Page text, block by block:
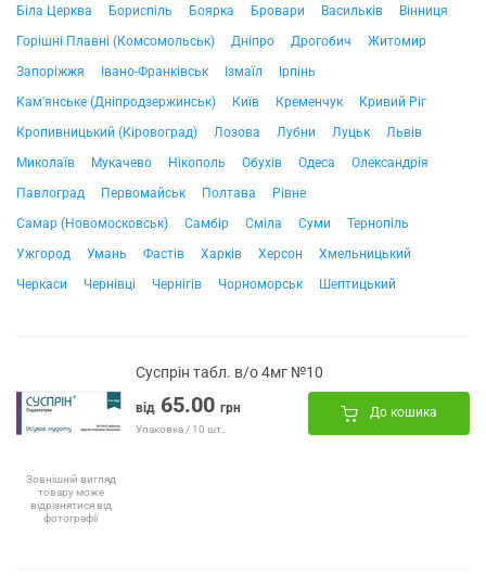
Біла Церква Бориспіль Боярка Бровари Васильків
Вінниця
Горішні Плавні (Комсомольськ)
Дніпро Дрогобич
Житомир
Запоріжжя
Івано-Франківськ Ізмаїл
Ірпінь
Кам'янське (Дніпродзержинськ)
Київ Кременчук
Кривий Ріг
Кропивницький (Кіровоград)
Лозова Лубни Луцьк
Львів
Миколаїв
Мукачево Нікополь Обухів Одеса
Олександрія
Павлоград
Первомайськ Полтава
Рівне
Самар (Новомосковськ)
Самбір Сміла Суми
Тернопіль
Ужгород
Умань Фастів Харків Херсон
Хмельницький
Черкаси
Чернівці Чернігів Чорноморськ Шептицький
Зовнішній вигляд
товару може
відрізнятися від
фотографії
Суспрін табл. в/о 4мг №10
від 65.00 грн
Упаковка / 10 шт.
До кошика